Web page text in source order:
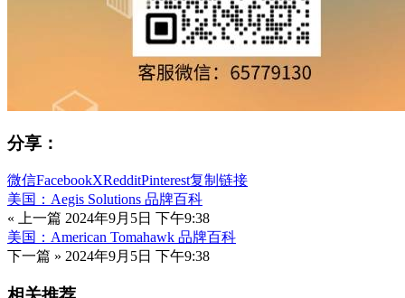
分享：
微信FacebookXRedditPinterest复制链接
美国：Aegis Solutions 品牌百科
« 上一篇 2024年9月5日 下午9:38
美国：American Tomahawk 品牌百科
下一篇 » 2024年9月5日 下午9:38